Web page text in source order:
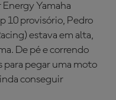
Yamaha
10 provisório, Pedro
estava em alta,
De pé e correndo
para pegar uma moto
conseguir